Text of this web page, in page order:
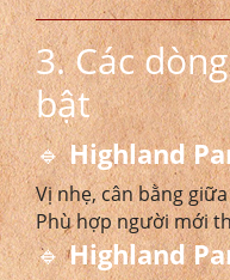
3. Các
bật
🔹Highland
Vị nhẹ, cân bằng
Phù hợp người mới
🔹Highland